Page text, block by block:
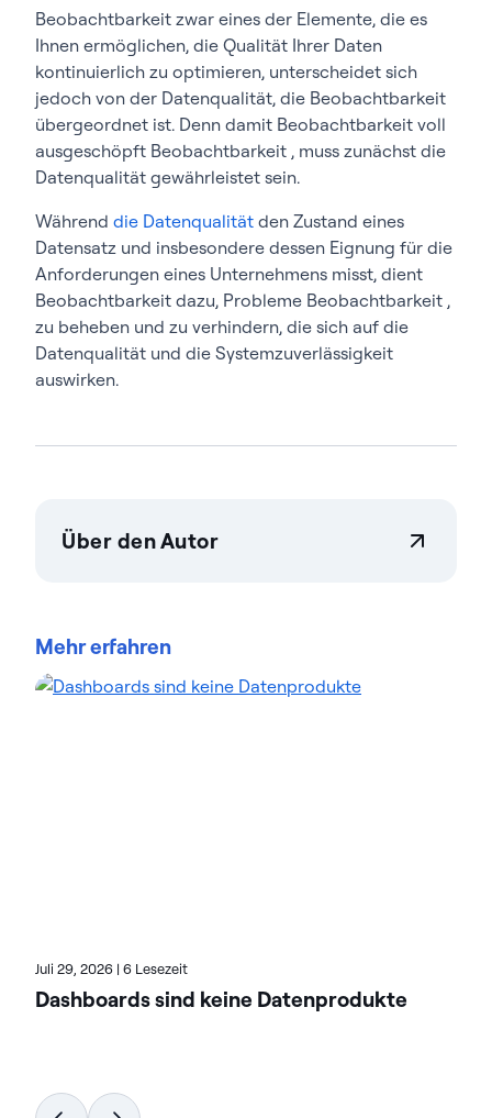
Beobachtbarkeit zwar eines der Elemente, die es
Ihnen ermöglichen, die Qualität Ihrer Daten
kontinuierlich zu optimieren, unterscheidet sich
jedoch von der Datenqualität, die Beobachtbarkeit
übergeordnet ist. Denn damit Beobachtbarkeit voll
ausgeschöpft Beobachtbarkeit , muss zunächst die
Datenqualität gewährleistet sein.
Während die Datenqualität den Zustand eines
Datensatz und insbesondere dessen Eignung für die
Anforderungen eines Unternehmens misst, dient
Beobachtbarkeit dazu, Probleme Beobachtbarkeit ,
zu beheben und zu verhindern, die sich auf die
Datenqualität und die Systemzuverlässigkeit
auswirken.
Über den Autor
Unternehmen vertrauen auf Datenmanagement
komplexe Datenumgebungen zu optimieren und
Mehr erfahren
Juli 29, 2026 | 6 Lesezeit
Dashboards sind keine Datenprodukte